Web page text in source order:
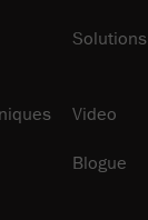
Solutions
Video
Blogue